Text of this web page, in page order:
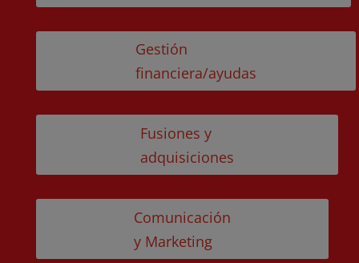
Gestión
financiera/ayudas
Fusiones y
adquisiciones
Comunicación
y Marketing